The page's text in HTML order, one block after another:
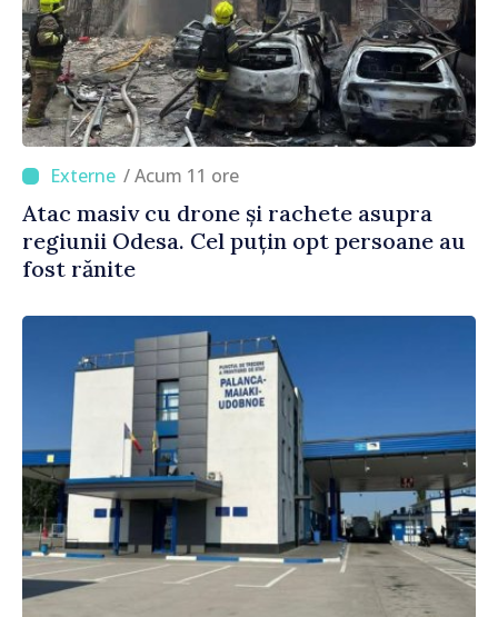
/ Acum 11 ore
Atac masiv cu drone și rachete asupra
regiunii Odesa. Cel puțin opt persoane au
fost rănite